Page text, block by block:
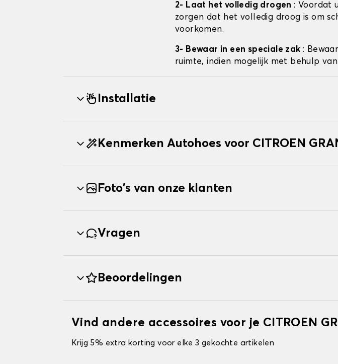
2- Laat het volledig drogen: Voordat
zorgen dat het volledig droog is om
voorkomen.
3- Bewaar in een speciale zak :
ruimte, indien mogelijk met behulp
Installatie
Kenmerken Autohoes voor CITROEN
Foto's van onze klanten
Vragen
Beoordelingen
Vind andere accessoires voor je CITROEN
Krijg 5% extra korting voor elke 3 gekochte artikelen